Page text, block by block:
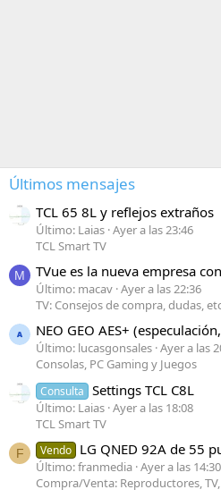
Últimos mensajes
TCL 65 8L y reflejos extraños
Último: Laias Ayer a las 23:46
TCL Smart TV
M TVue es la nueva empresa
Último: macav Ayer a las 22:36
TV: Consejos de compra, dudas,
NEO GEO AES+
Último: lucasgonsales Ayer a las
Consolas, PC Gaming y Juegos
Consulta Settings TCL C8L
Último: Laias Ayer a las 18:08
TCL Smart TV
F Vendo LG QNED 92A de 55
Último: franmedia Ayer a las 14:30
Compra/Venta: Reproductores, TV,